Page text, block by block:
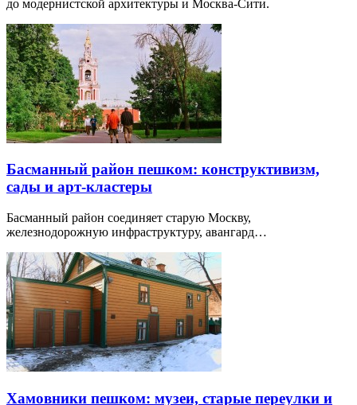
до модернистской архитектуры и Москва-Сити.
Басманный район пешком: конструктивизм,
сады и арт-кластеры
Басманный район соединяет старую Москву,
железнодорожную инфраструктуру, авангард…
Хамовники пешком: музеи, старые переулки и